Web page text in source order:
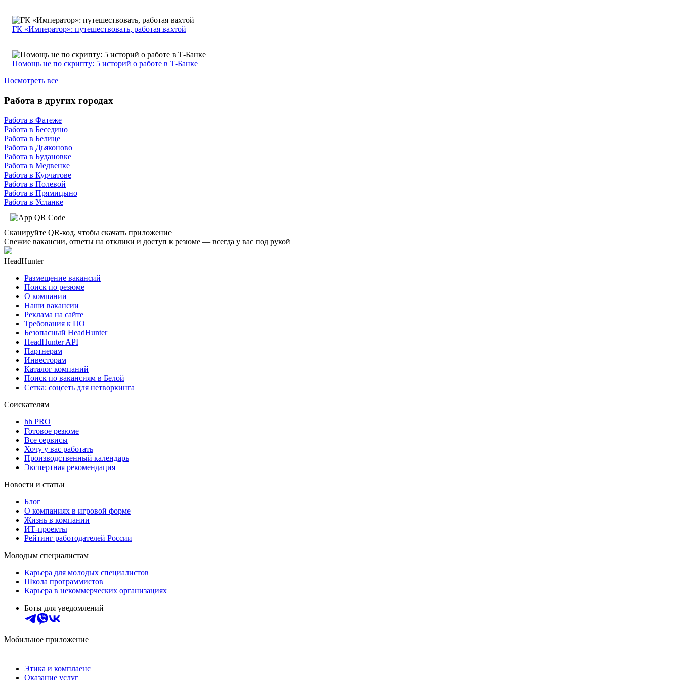
ГК «Император»: путешествовать, работая вахтой
Помощь не по скрипту: 5 историй о работе в Т-Банке
Посмотреть все
Работа в других городах
Работа в Фатеже
Работа в Беседино
Работа в Белице
Работа в Дьяконово
Работа в Будановке
Работа в Медвенке
Работа в Курчатове
Работа в Полевой
Работа в Прямицыно
Работа в Усланке
Сканируйте QR-код, чтобы скачать приложение
Свежие вакансии, ответы на отклики и доступ к резюме — всегда у вас под рукой
HeadHunter
Размещение вакансий
Поиск по резюме
О компании
Наши вакансии
Реклама на сайте
Требования к ПО
Безопасный HeadHunter
HeadHunter API
Партнерам
Инвесторам
Каталог компаний
Поиск по вакансиям в Белой
Сетка: соцсеть для нетворкинга
Соискателям
hh PRO
Готовое резюме
Все сервисы
Хочу у вас работать
Производственный календарь
Экспертная рекомендация
Новости и статьи
Блог
О компаниях в игровой форме
Жизнь в компании
ИТ-проекты
Рейтинг работодателей России
Молодым специалистам
Карьера для молодых специалистов
Школа программистов
Карьера в некоммерческих организациях
Боты для уведомлений
Мобильное приложение
Этика и комплаенс
Оказание услуг